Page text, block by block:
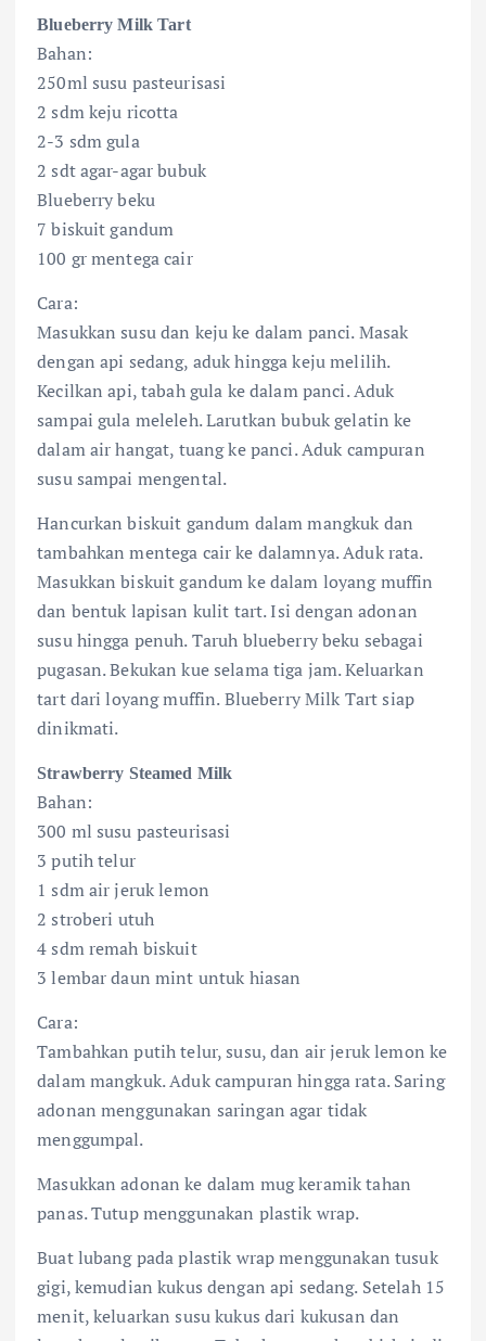
Blueberry Milk Tart
Bahan:
250ml susu pasteurisasi
2 sdm keju ricotta
2-3 sdm gula
2 sdt agar-agar bubuk
Blueberry beku
7 biskuit gandum
100 gr mentega cair
Cara:
Masukkan susu dan keju ke dalam panci. Masak
dengan api sedang, aduk hingga keju melilih.
Kecilkan api, tabah gula ke dalam panci. Aduk
sampai gula meleleh. Larutkan bubuk gelatin ke
dalam air hangat, tuang ke panci. Aduk campuran
susu sampai mengental.
Hancurkan biskuit gandum dalam mangkuk dan
tambahkan mentega cair ke dalamnya. Aduk rata.
Masukkan biskuit gandum ke dalam loyang muffin
dan bentuk lapisan kulit tart. Isi dengan adonan
susu hingga penuh. Taruh blueberry beku sebagai
pugasan. Bekukan kue selama tiga jam. Keluarkan
tart dari loyang muffin. Blueberry Milk Tart siap
dinikmati.
Strawberry Steamed Milk
Bahan:
300 ml susu pasteurisasi
3 putih telur
1 sdm air jeruk lemon
2 stroberi utuh
4 sdm remah biskuit
3 lembar daun mint untuk hiasan
Cara:
Tambahkan putih telur, susu, dan air jeruk lemon ke
dalam mangkuk. Aduk campuran hingga rata. Saring
adonan menggunakan saringan agar tidak
menggumpal.
Masukkan adonan ke dalam mug keramik tahan
panas. Tutup menggunakan plastik wrap.
Buat lubang pada plastik wrap menggunakan tusuk
gigi, kemudian kukus dengan api sedang. Setelah 15
menit, keluarkan susu kukus dari kukusan dan